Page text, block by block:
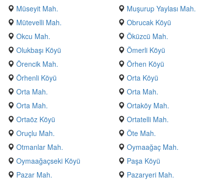
Müseyit Mah.
Muşurup Yaylası Mah.
Mütevelli Mah.
Obrucak Köyü
Okcu Mah.
Öküzcü Mah.
Olukbaşı Köyü
Ömerli Köyü
Örencik Mah.
Örhen Köyü
Örhenli Köyü
Orta Köyü
Orta Mah.
Orta Mah.
Orta Mah.
Ortaköy Mah.
Ortaöz Köyü
Ortatelli Mah.
Oruçlu Mah.
Öte Mah.
Otmanlar Mah.
Oymaağaç Mah.
Oymaağaçseki Köyü
Paşa Köyü
Pazar Mah.
Pazaryeri Mah.